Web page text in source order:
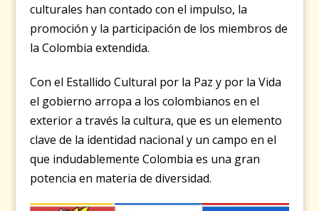
culturales han contado con el impulso, la
promoción y la participación de los miembros de
la Colombia extendida.
Con el Estallido Cultural por la Paz y por la Vida
el gobierno arropa a los colombianos en el
exterior a través la cultura, que es un elemento
clave de la identidad nacional y un campo en el
que indudablemente Colombia es una gran
potencia en materia de diversidad.